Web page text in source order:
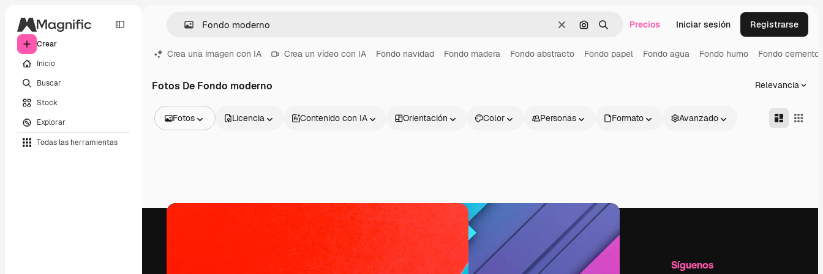
Crear
Inicio
Buscar
Stock
Explorar
Todas las herramientas
BorrarBuscar por imagen
BuscarPrecios Iniciar sesión Registrarse
Crea una imagen con IA Crea un vídeo con IA Fondo navidad Fondo madera Fondo abstracto Fondo papel Fondo agua Fondo humo Fondo cemento
Fotos De Fondo moderno Relevancia
Fotos
Vídeos
Licencia Contenido con IA Orientación Color Personas Formato Avanzado
Productos Información útil Empresa Síguenos